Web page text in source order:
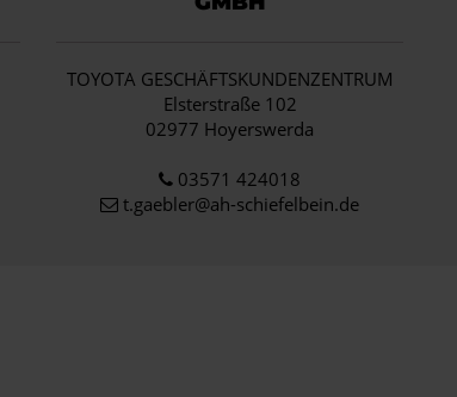
TOYOTA GESCHÄFTSKUNDENZENTRUM
Elsterstraße 102
02977 Hoyerswerda
03571 424018
t.gaebler@ah-schiefelbein.de